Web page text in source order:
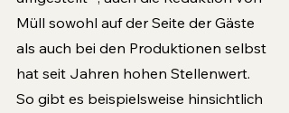
Müll sowohl auf der Seite der Gäste
als auch bei den Produktionen selbst
hat seit Jahren hohen Stellenwert.
So gibt es beispielsweise hinsichtlich